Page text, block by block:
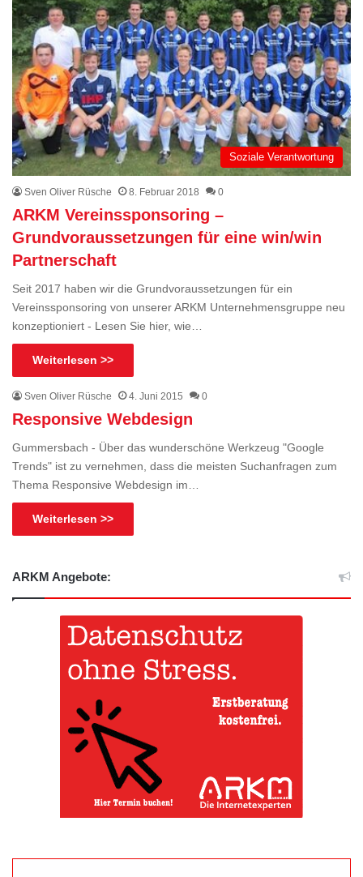
Soziale Verantwortung
Sven Oliver Rüsche 8. Februar 2018 0
ARKM Vereinssponsoring –
Grundvoraussetzungen für eine win/win
Partnerschaft
Seit 2017 haben wir die Grundvoraussetzungen für ein
Vereinssponsoring von unserer ARKM Unternehmensgruppe neu
konzeptioniert - Lesen Sie hier, wie…
Weiterlesen >>
Sven Oliver Rüsche 4. Juni 2015 0
Responsive Webdesign
Gummersbach - Über das wunderschöne Werkzeug "Google
Trends" ist zu vernehmen, dass die meisten Suchanfragen zum
Thema Responsive Webdesign im…
Weiterlesen >>
ARKM Angebote: